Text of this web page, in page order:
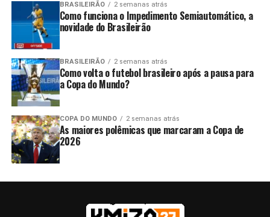
BRASILEIRÃO 2 semanas atrás
Como funciona o Impedimento Semiautomático, a
novidade do Brasileirão
BRASILEIRÃO 2 semanas atrás
Como volta o futebol brasileiro após a pausa para
a Copa do Mundo?
COPA DO MUNDO 2 semanas atrás
As maiores polêmicas que marcaram a Copa de
2026